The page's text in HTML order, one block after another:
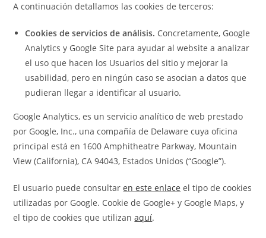
A continuación detallamos las cookies de terceros:
Cookies de servicios de análisis. Concretamente, Google
Analytics y Google Site para ayudar al website a analizar
el uso que hacen los Usuarios del sitio y mejorar la
usabilidad, pero en ningún caso se asocian a datos que
pudieran llegar a identificar al usuario.
Google Analytics, es un servicio analítico de web prestado
por Google, Inc., una compañía de Delaware cuya oficina
principal está en 1600 Amphitheatre Parkway, Mountain
View (California), CA 94043, Estados Unidos (“Google”).
El usuario puede consultaren este enlace el tipo de cookies
utilizadas por Google. Cookie de Google+ y Google Maps, y
el tipo de cookies que utilizanaquí.